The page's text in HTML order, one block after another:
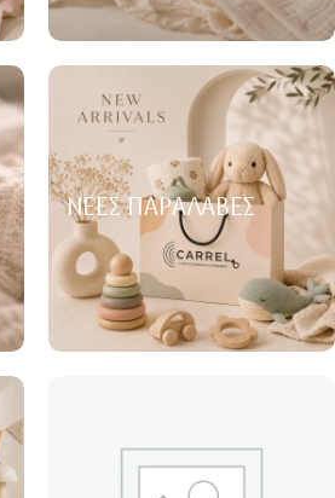
ΝΈΕΣ ΠΑΡΑΛΑΒΈΣ